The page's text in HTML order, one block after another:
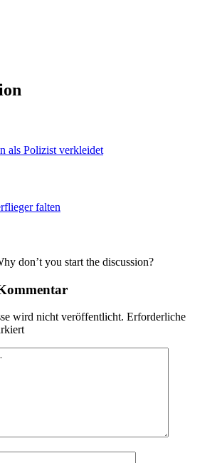
als Polizist verkleidet
falten
don’t you start the discussion?
wird nicht veröffentlicht. Erforderliche